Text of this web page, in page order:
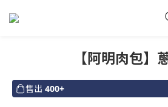
【阿明肉包】
售出 400+